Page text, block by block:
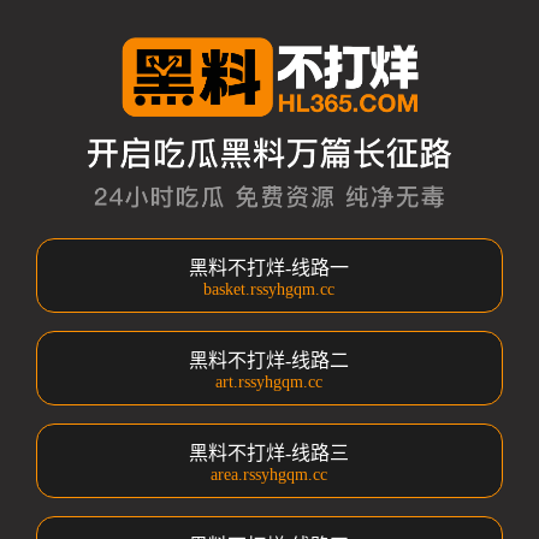
黑料不打烊-线路一
basket.rssyhgqm.cc
黑料不打烊-线路二
art.rssyhgqm.cc
黑料不打烊-线路三
area.rssyhgqm.cc